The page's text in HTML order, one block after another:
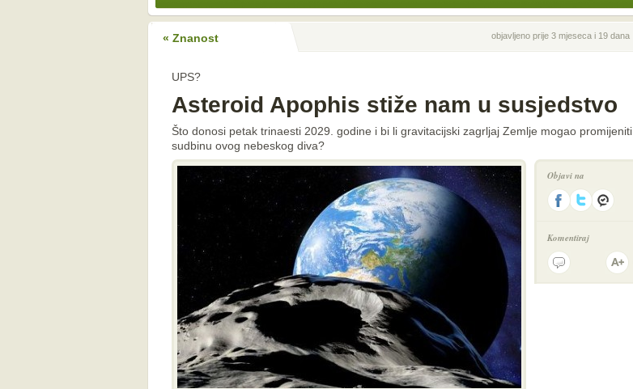
« Znanost Prethodna vijestobjavljeno prije 3 mjeseca i 19 dana
UPS?
Asteroid Apophis stiže nam u susjedstvo
Što donosi petak trinaesti 2029. godine i bi li gravitacijski zagrljaj Zemlje mogao promijeniti
sudbinu ovog nebeskog diva?
Objavi na
Komentiraj